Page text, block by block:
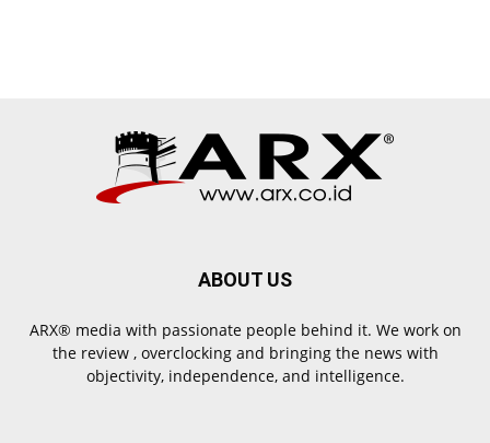
ABOUT US
ARX® media with passionate people behind it. We work on
the review , overclocking and bringing the news with
objectivity, independence, and intelligence.